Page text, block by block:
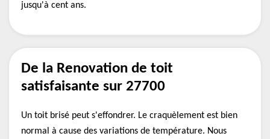
jusqu'à cent ans.
De la Renovation de toit
satisfaisante sur 27700
Un toit brisé peut s'effondrer. Le craquèlement est bien
normal à cause des variations de température. Nous